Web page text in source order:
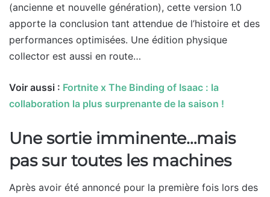
(ancienne et nouvelle génération), cette version 1.0
apporte la conclusion tant attendue de l’histoire et des
performances optimisées. Une édition physique
collector est aussi en route…
Voir aussi : Fortnite x The Binding of Isaac : la
collaboration la plus surprenante de la saison !
Une sortie imminente…mais
pas sur toutes les machines
Après avoir été annoncé pour la première fois lors des